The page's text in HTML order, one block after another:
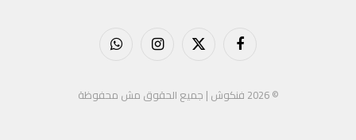
فيسبوك X الانستغرامواتساب
© 2026 فنكوش | جميع الحقوق مش محفوظة